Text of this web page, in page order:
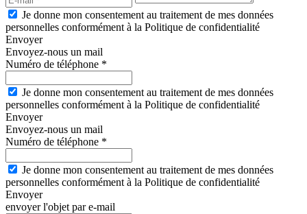
Je donne mon consentement au traitement de mes données
personnelles conformément à la Politique de confidentialité
Envoyer
Envoyez-nous un mail
Numéro de téléphone *
Je donne mon consentement au traitement de mes données
personnelles conformément à la Politique de confidentialité
Envoyer
Envoyez-nous un mail
Numéro de téléphone *
Je donne mon consentement au traitement de mes données
personnelles conformément à la Politique de confidentialité
Envoyer
envoyer l'objet par e-mail